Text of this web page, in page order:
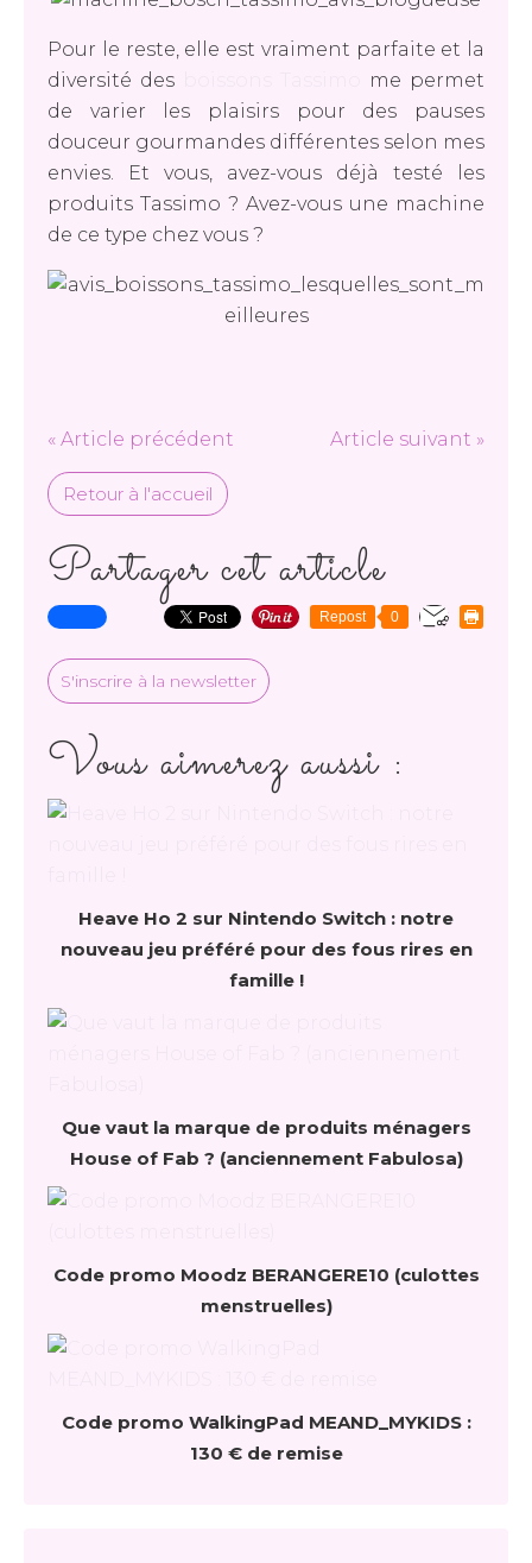
Pour le reste, elle est vraiment parfaite et la
diversité des
me permet
de varier les plaisirs pour des pauses
douceur gourmandes différentes selon mes
envies. Et vous, avez-vous déjà testé les
produits Tassimo ? Avez-vous une machine
de ce type chez vous ?
« Article précédent Article suivant »
Retour à l'accueil
Partager cet article
Repost 0
S'inscrire à la newsletter
Vous aimerez aussi :
Heave Ho 2 sur Nintendo Switch : notre
nouveau jeu préféré pour des fous rires en
famille !
Que vaut la marque de produits ménagers
House of Fab ? (anciennement Fabulosa)
Code promo Moodz BERANGERE10 (culottes
menstruelles)
Code promo WalkingPad MEAND_MYKIDS :
130 € de remise